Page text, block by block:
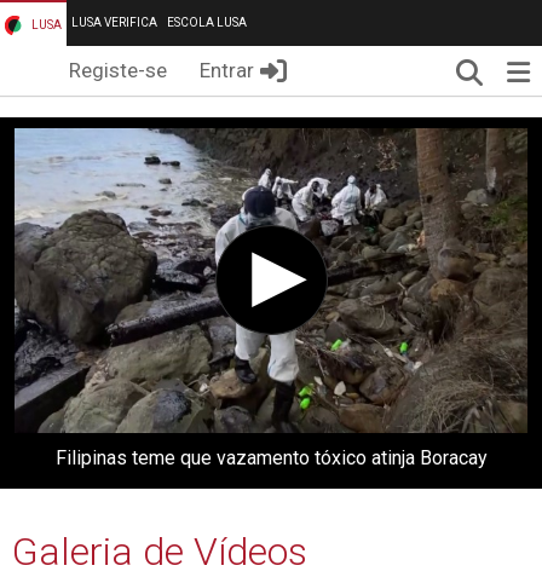
LUSA LUSA VERIFICA ESCOLA LUSA
Registe-se Entrar
Filipinas teme que vazamento tóxico atinja Boracay
Galeria de Vídeos